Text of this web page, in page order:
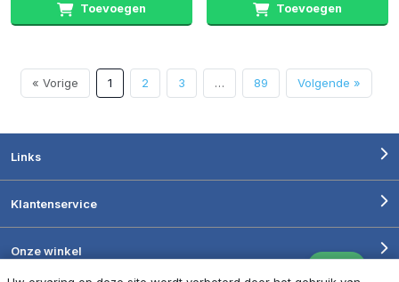
Toevoegen
Toevoegen
« Vorige 1 2 3 … 89 Volgende »
Links
Klantenservice
Onze winkel